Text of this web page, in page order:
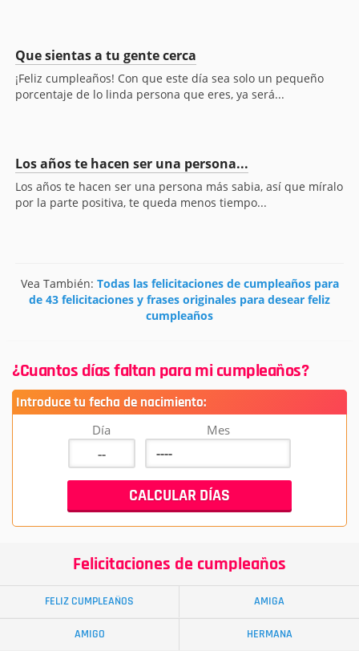
Que sientas a tu gente cerca
¡Feliz cumpleaños! Con que este día sea solo un pequeño
porcentaje de lo linda persona que eres, ya será...
Los años te hacen ser una persona...
Los años te hacen ser una persona más sabia, así que míralo
por la parte positiva, te queda menos tiempo...
Vea También: Todas las felicitaciones de cumpleaños para
de 43 felicitaciones y frases originales para desear feliz
cumpleaños
¿Cuantos días faltan para mi cumpleaños?
Introduce tu fecha de nacimiento:
Día Mes
Felicitaciones de cumpleaños
FELIZ CUMPLEAÑOS AMIGA
AMIGO HERMANA